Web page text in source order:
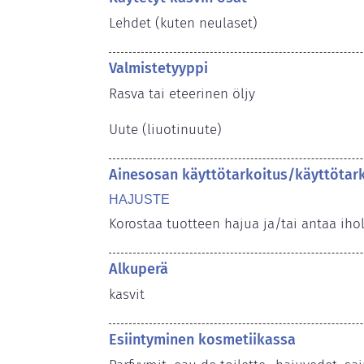
Lehdet (kuten neulaset)
Valmistetyyppi
Rasva tai eteerinen öljy
Uute (liuotinuute)
Ainesosan käyttötarkoitus/
HAJUSTE
Korostaa tuotteen hajua ja/tai antaa
Alkuperä
kasvit
Esiintyminen kosmetiikassa